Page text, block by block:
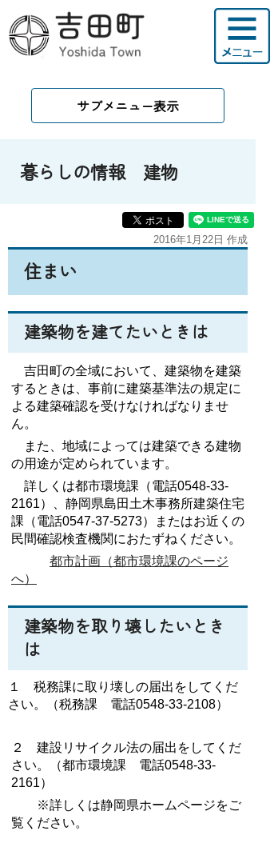
サブメニュー表示
暮らしの情報 建物
2016年1月22日 作成
住まい
建築物を建てたいときは
吉田町の全域において、建築物を建築
するときは、事前に建築基準法の規定に
よる建築確認を受けなければなりませ
ん。
また、地域によっては建築できる建物
の用途が定められています。
詳しくは都市環境課（電話0548-33-
2161）、静岡県島田土木事務所建築住宅
課（電話0547-37-5273）またはお近くの
民間確認検査機関におたずねください。
都市計画（都市環境課のページ
へ）
建築物を取り壊したいとき
は
１ 税務課に取り壊しの届出をしてくだ
さい。（税務課 電話0548-33-2108）
２ 建設リサイクル法の届出をしてくだ
さい。（都市環境課 電話0548-33-
2161）
※詳しくは静岡県ホームページをご
覧ください。